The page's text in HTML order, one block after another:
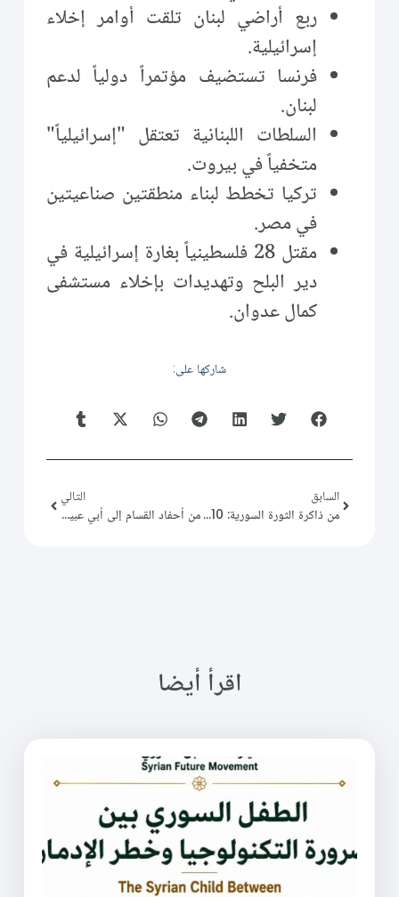
ربع أراضي لبنان تلقت أوامر إخلاء
إسرائيلية.
فرنسا تستضيف مؤتمراً دولياً لدعم
لبنان.
السلطات اللبنانية تعتقل "إسرائيلياً"
متخفياً في بيروت.
تركيا تخطط لبناء منطقتين صناعيتين
في مصر.
مقتل 28 فلسطينياً بغارة إسرائيلية في
دير البلح وتهديدات بإخلاء مستشفى
كمال عدوان.
شاركها على:
السابق
من ذاكرة الثورة السورية: 2014/10/10
التالي
من أحفاد القسام إلى أبي عبيدة… أما بعد!
اقرأ أيضا